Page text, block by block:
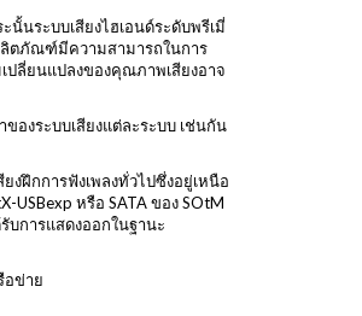
นั้นระบบเสียงไฮเอนด์ระดับพรีเมี่
ลิตภัณฑ์มีความสามารถในการ
ปลี่ยนแปลงของคุณภาพเสียงอาจ
องระบบเสียงแต่ละระบบ เช่นกัน
ฝึกการฟังเพลงทั่วไปซึ่งอยู่เหนือ
หรือ SATA ของ SOtM
บการแสดงออกในฐานะ
อข่าย